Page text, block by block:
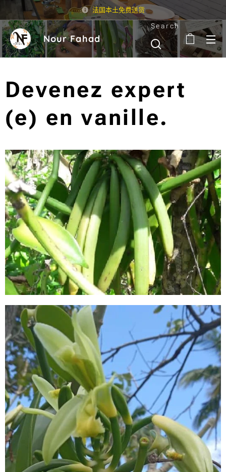
法国本土免费送货
Nour Fahad
Search
Devenez expert
(e) en vanille.